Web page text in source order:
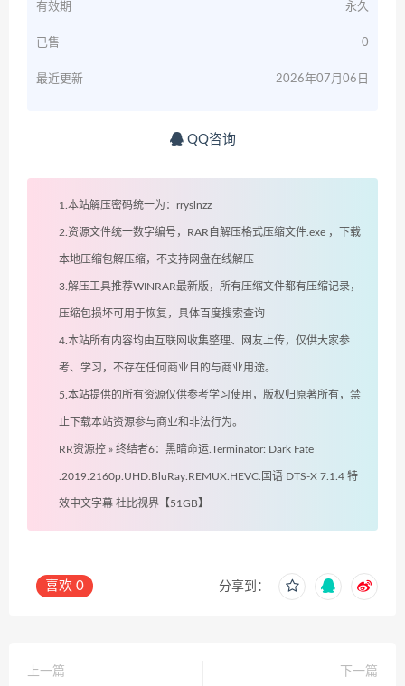
有效期 永久
已售 0
最近更新 2026年07月06日
QQ咨询
1.本站解压密码统一为：rryslnzz
2.资源文件统一数字编号，RAR自解压格式压缩文件.exe ，下载
本地压缩包解压缩，不支持网盘在线解压
3.解压工具推荐WINRAR最新版，所有压缩文件都有压缩记录，
压缩包损坏可用于恢复，具体百度搜索查询
4.本站所有内容均由互联网收集整理、网友上传，仅供大家参
考、学习，不存在任何商业目的与商业用途。
5.本站提供的所有资源仅供参考学习使用，版权归原著所有，禁
止下载本站资源参与商业和非法行为。
RR资源控 » 终结者6：黑暗命运.Terminator: Dark Fate
.2019.2160p.UHD.BluRay.REMUX.HEVC.国语 DTS-X 7.1.4 特
效中文字幕 杜比视界【51GB】
喜欢 0 分享到：
上一篇
下一篇